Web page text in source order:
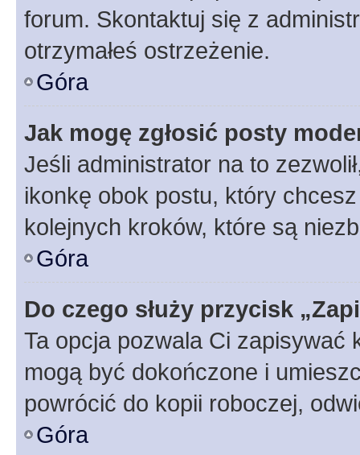
forum. Skontaktuj się z
otrzymałeś ostrzeżenie.
Góra
Jak mogę zgłosić posty
Jeśli administrator na to
ikonkę obok postu, który
kolejnych kroków, które są
Góra
Do czego służy przycisk
Ta opcja pozwala Ci zapisywać
mogą być dokończone i
powrócić do kopii roboczej,
Góra